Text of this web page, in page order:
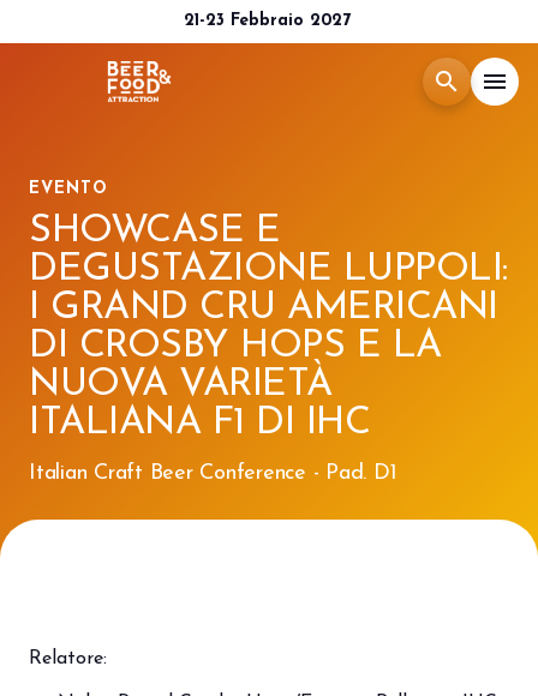
21-23 Febbraio 2027
search menu
Esponi arrow_right
Visita arrow_right
Media Room
CATALOGO 2026
EVENTO
SHOWCASE E
DEGUSTAZIONE LUPPOLI:
I GRAND CRU AMERICANI
DI CROSBY HOPS E LA
NUOVA VARIETÀ
ITALIANA F1 DI IHC
Italian Craft Beer Conference - Pad. D1
Relatore: